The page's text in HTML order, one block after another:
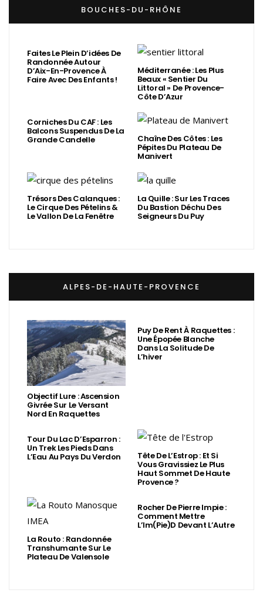
BOUCHES-DU-RHÔNE
Faites Le Plein D’idées De
Randonnée Autour
D’Aix-En-Provence À
Faire Avec Des Enfants !
Méditerranée : Les Plus
Beaux « Sentier Du
Littoral » De Provence-
Côte D’Azur
Corniches Du CAF : Les
Balcons Suspendus De La
Grande Candelle Chaîne Des Côtes : Les
Pépites Du Plateau De
Manivert
Trésors Des Calanques :
Le Cirque Des Pételins &
Le Vallon De La Fenêtre
La Quille : Sur Les Traces
Du Bastion Déchu Des
Seigneurs Du Puy
ALPES-DE-HAUTE-PROVENCE
Objectif Lure : Ascension
Givrée Sur Le Versant
Nord En Raquettes
Puy De Rent À Raquettes :
Une Épopée Blanche
Dans La Solitude De
L’hiver
Tour Du Lac D’Esparron :
Un Trek Les Pieds Dans
L’Eau Au Pays Du Verdon Tête De L’Estrop : Et Si
Vous Gravissiez Le Plus
Haut Sommet De Haute
Provence ?
La Routo : Randonnée
Transhumante Sur Le
Plateau De Valensole
Rocher De Pierre Impie :
Comment Mettre
L’Im(Pie)d Devant L’Autre